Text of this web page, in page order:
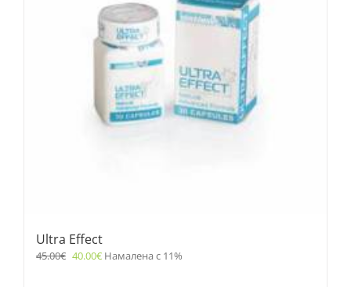
Ultra Effect
45.00€ 40.00€ Намалена с 11%